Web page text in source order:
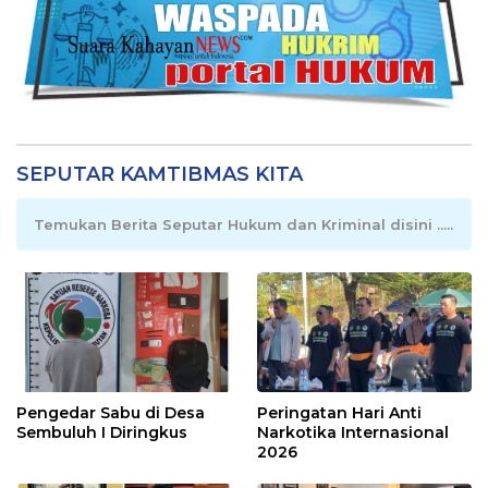
SEPUTAR KAMTIBMAS KITA
Temukan Berita Seputar Hukum dan Kriminal disini .....
Pengedar Sabu di Desa
Sembuluh I Diringkus
Peringatan Hari Anti
Narkotika Internasional
2026